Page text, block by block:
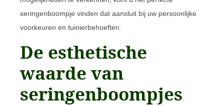
seringenboompje vinden dat aansluit bij uw persoonlijke
voorkeuren en tuinierbehoeften.
De esthetische
waarde van
seringenboompjes